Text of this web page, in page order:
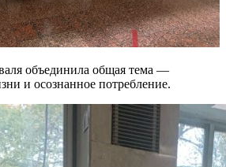
объединила общая тема —
и осознанное потребление.